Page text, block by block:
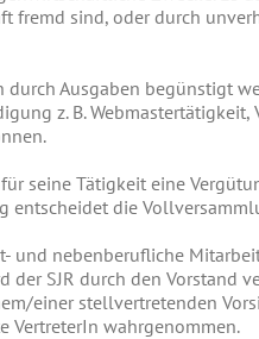
fremd sind, oder durch
durch Ausgaben begünstigt
z. B.
seine Tätigkeit eine
entscheidet die
und nebenberufliche
der SJR durch den Vorstand
einer stellvertretenden
VertreterIn wahrgenommen.